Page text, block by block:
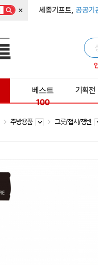
× 세종기프트, 공공기
베스트
100
기획전
주방용품 그릇/접시/쟁반